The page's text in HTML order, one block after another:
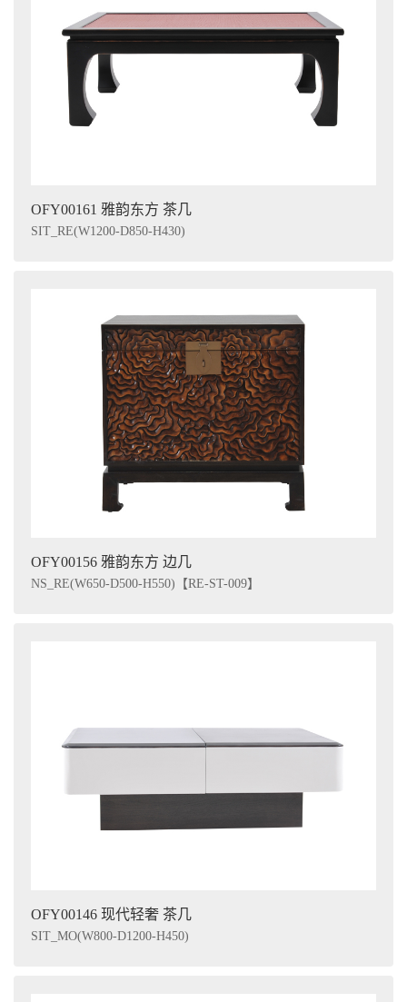
OFY00161 雅韵东方 茶几
SIT_RE(W1200-D850-H430)
OFY00156 雅韵东方 边几
NS_RE(W650-D500-H550)【RE-ST-009】
OFY00146 现代轻奢 茶几
SIT_MO(W800-D1200-H450)